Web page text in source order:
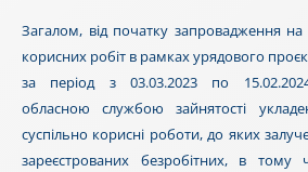
Загалом, від початку запровадження на
корисних робіт в рамках урядового
за період з 03.03.2023 по
обласною службою зайнятості
суспільно корисні роботи, до яких
зареєстрованих безробітних, в тому